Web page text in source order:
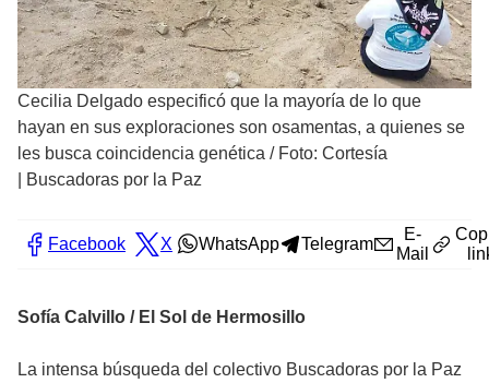
Cecilia Delgado especificó que la mayoría de lo que
hayan en sus exploraciones son osamentas, a quienes se
les busca coincidencia genética / Foto: Cortesía
| Buscadoras por la Paz
Facebook X WhatsApp Telegram
E-
Mail
Sofía Calvillo / El Sol de Hermosillo
La intensa búsqueda del colectivo Buscadoras por la Paz